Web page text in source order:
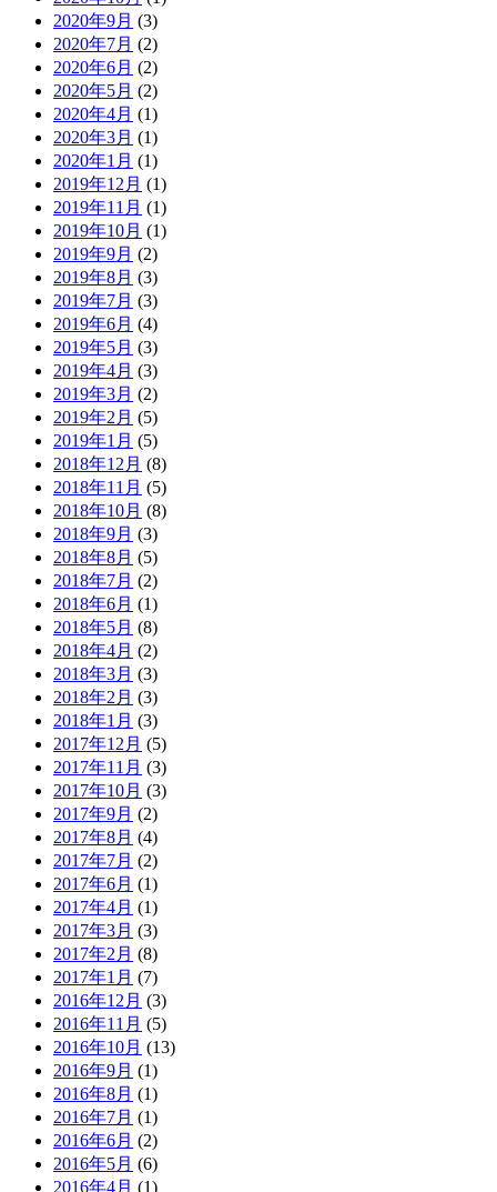
2020年9月 (3)
2020年7月 (2)
2020年6月 (2)
2020年5月 (2)
2020年4月 (1)
2020年3月 (1)
2020年1月 (1)
2019年12月 (1)
2019年11月 (1)
2019年10月 (1)
2019年9月 (2)
2019年8月 (3)
2019年7月 (3)
2019年6月 (4)
2019年5月 (3)
2019年4月 (3)
2019年3月 (2)
2019年2月 (5)
2019年1月 (5)
2018年12月 (8)
2018年11月 (5)
2018年10月 (8)
2018年9月 (3)
2018年8月 (5)
2018年7月 (2)
2018年6月 (1)
2018年5月 (8)
2018年4月 (2)
2018年3月 (3)
2018年2月 (3)
2018年1月 (3)
2017年12月 (5)
2017年11月 (3)
2017年10月 (3)
2017年9月 (2)
2017年8月 (4)
2017年7月 (2)
2017年6月 (1)
2017年4月 (1)
2017年3月 (3)
2017年2月 (8)
2017年1月 (7)
2016年12月 (3)
2016年11月 (5)
2016年10月 (13)
2016年9月 (1)
2016年8月 (1)
2016年7月 (1)
2016年6月 (2)
2016年5月 (6)
2016年4月 (1)